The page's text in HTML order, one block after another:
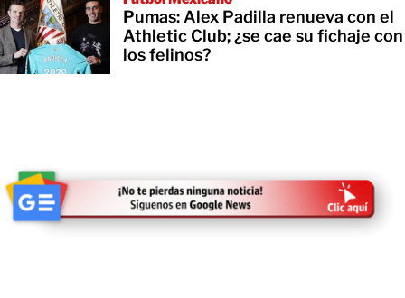
Pumas: Alex Padilla renueva con el
Athletic Club; ¿se cae su fichaje con
los felinos?